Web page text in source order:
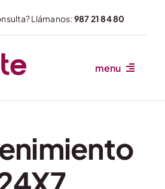
Llámanos: 987 21 84 80
menu